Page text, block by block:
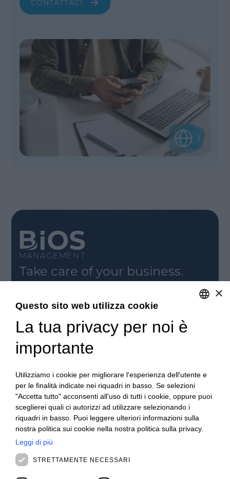
CONTATTACI
Take care of your business.
aggiornato.
REGISTRATI
CONTATTACI
Contattaci
Posizioni aperte
RIMANI AGGIORNATO
Webinar
Rivedi Webinar
News ed Eventi
Eventi passati
ABOUT US
Clienti
ITALIAN
SPANISH
×
Questo sito web utilizza cookie
La tua privacy per noi è
importante
Utilizziamo i cookie per migliorare l'esperienza dell'utente e
per le finalità indicate nei riquadri in basso. Se selezioni
"Accetta tutto" acconsenti all'uso di tutti i cookie, oppure puoi
sceglierei quali ci autorizzi ad utilizzare selezionando i
riquadri in basso. Puoi leggere ulteriori informazioni sulla
nostra politica sui cookie nella nostra politica sulla privacy.
Leggi di più
STRETTAMENTE NECESSARI